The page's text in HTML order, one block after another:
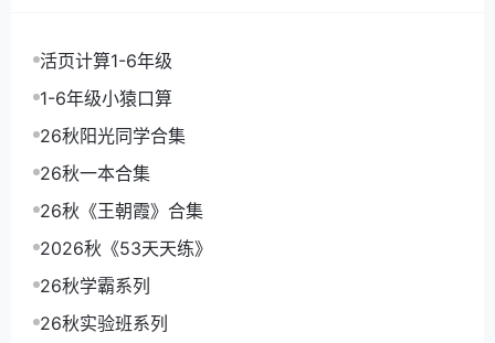
活页计算1-6年级
1-6年级小猿口算
26秋阳光同学合集
26秋一本合集
26秋《王朝霞》合集
2026秋《53天天练》
26秋学霸系列
26秋实验班系列